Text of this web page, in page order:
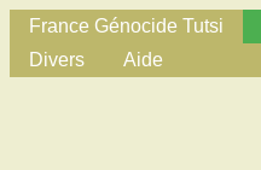
France Génocide Tutsi
Divers
Aide